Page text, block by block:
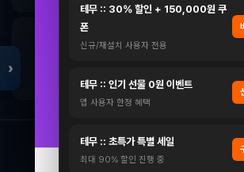
›
GYEONGNAM JEJU
🏬 전국 최저가마켓
테무 :: 30% 할인 + 150,000원 쿠
폰
신규/재설치 사용자 전용
테무 :: 인기 선물 0원 이벤트
앱 사용자 한정 혜택
테무 :: 초특가 특별 세일
최대 90% 할인 진행 중
트리아티 가스핏 유산균 덴마크 100억 배
이오틱스 30…
자세히 보기 →
오늘 하루 닫기
900리터급 852L
자세히 보기 →
오늘 하루 닫기